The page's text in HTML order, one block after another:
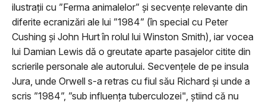
ilustrații cu ”Ferma animalelor” și secvențe relevante din
diferite ecranizări ale lui ”1984” (în special cu Peter
Cushing și John Hurt în rolul lui Winston Smith), iar vocea
lui Damian Lewis dă o greutate aparte pasajelor citite din
scrierile personale ale autorului. Secvențele de pe insula
Jura, unde Orwell s-a retras cu fiul său Richard și unde a
scris ”1984”, ”sub influența tuberculozei", știind că nu